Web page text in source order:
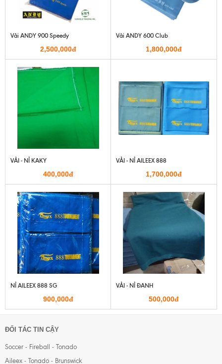
Vải ANDY 900 Speedy
2,500,000đ
Vải ANDY 600 Club
1,800,000đ
VẢI - NỈ KAKY
400,000đ
VẢI - NỈ AILEEX 888
1,700,000đ
NỈ AILEEX 888 SG
900,000đ
VẢI - NỈ ĐANH
500,000đ
ĐỐI TÁC TIN CẬY
Soccer - Fireball - Tonado
Aileex - Tonado - Brunswick